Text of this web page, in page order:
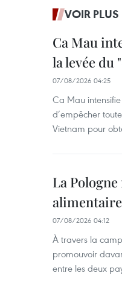
VOIR PLUS
Ca Mau
la levée du
07/08/2026 04:25
Ca Mau
d’empêcher
Vietnam pour
La
07/08/2026 04:12
À travers la
promouvoir
entre les deux